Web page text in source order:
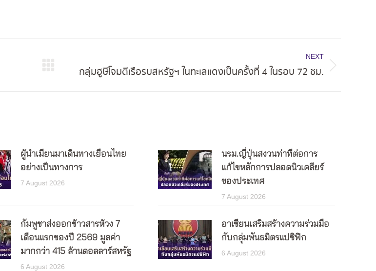
NEXT
Next
กลุ่มฮูษีโจมตีเรือรบสหรัฐฯ ในทะเลแดงเป็นครั้งที่ 4 ในรอบ 72 ชม.
ผู้นำเมียนมาเดินทางเยือนไทย
อย่างเป็นทางการ
7 August 2026
นรม.ญี่ปุ่นสงวนท่าทีต่อการ
แก้ไขหลักการปลอดนิวเคลียร์
ของประเทศ
7 August 2026
กัมพูชาส่งออกข้าวสารห้วง 7
เดือนแรกของปี 2569 มูลค่า
มากกว่า 415 ล้านดอลลาร์สหรัฐ
6 August 2026
อาเซียนเสริมสร้างความร่วมมือ
กับกลุ่มพันธมิตรแปซิฟิก
6 August 2026